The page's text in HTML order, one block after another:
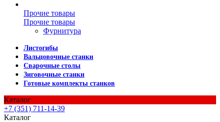
Прочие товары
Прочие товары
Фурнитура
Листогибы
Вальцовочные станки
Сварочные столы
Зиговочные станки
Готовые комплекты станков
Каталог
+7 (351) 711-14-39
Каталог